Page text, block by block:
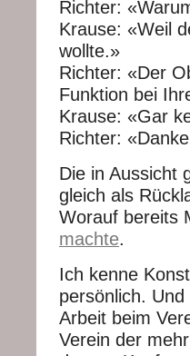
Richter:
Krause: «Weil
wollte.»
Richter: «Der
Funktion bei
Krause: «Gar
Richter:
Die in Aussicht
gleich als
Worauf bereits
machte.
Ich kenne
persönlich.
Arbeit beim
Verein der